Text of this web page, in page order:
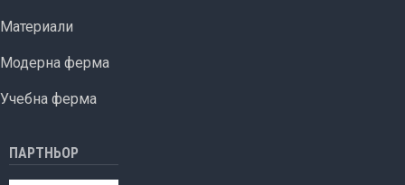
Материали
Модерна ферма
Учебна ферма
ПАРТНЬОР